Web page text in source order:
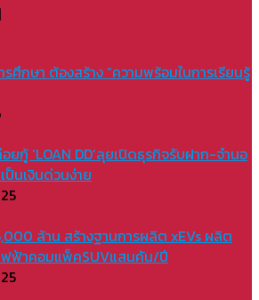
รศึกษา ต้องสร้าง “ความพร้อมในการเรียนรู้
กู้ ‘LOAN DD’ลุยเปิดธุรกิจรับฝาก-จำนอ
ป็นเงินด่วนง่าย
ล้าน สร้างฐานการผลิต xEVs ผลิต
ฟ้าคอมแพ็คSUVแสนคัน/ปี